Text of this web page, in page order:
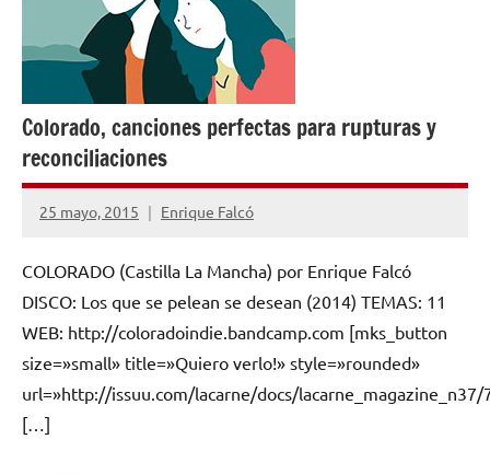
Colorado, canciones perfectas para rupturas y
reconciliaciones
25 mayo, 2015 Enrique Falcó
No
comentarios
COLORADO (Castilla La Mancha) por Enrique Falcó
DISCO: Los que se pelean se desean (2014) TEMAS: 11
WEB: http://coloradoindie.bandcamp.com [mks_button
size=»small» title=»Quiero verlo!» style=»rounded»
url=»http://issuu.com/lacarne/docs/lacarne_magazine_n37/
[…]